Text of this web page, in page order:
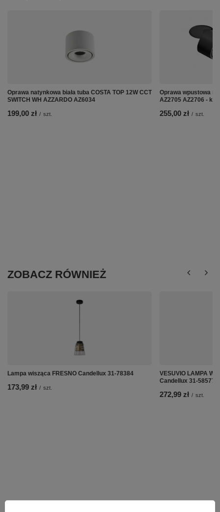
Oprawa natynkowa biała tuba COSTA TOP 12W CCT
SWITCH WH AZZARDO AZ6034
199,00 zł / szt.
Oprawa wpustowa
AZ2705 AZ2706 -
255,00 zł / szt.
ZOBACZ RÓWNIEŻ
Lampa wisząca FRESNO Candellux 31-78384
173,99 zł / szt.
VESUVIO LAMPA
Candellux 31-58577
272,99 zł / szt.